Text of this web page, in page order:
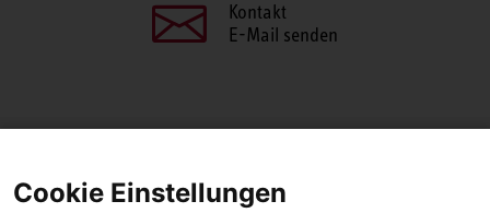
Kontakt
E-Mail senden
FacebookLinkedIn
Cookie Einstellungen